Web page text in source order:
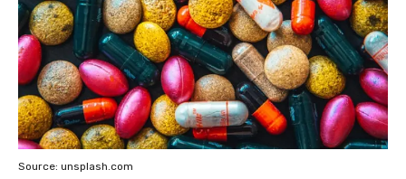
Source: unsplash.com